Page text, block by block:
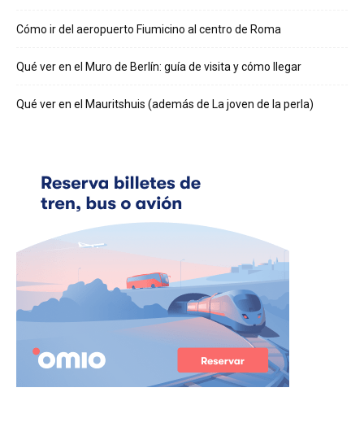
Cómo ir del aeropuerto Fiumicino al centro de Roma
Qué ver en el Muro de Berlín: guía de visita y cómo llegar
Qué ver en el Mauritshuis (además de La joven de la perla)